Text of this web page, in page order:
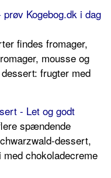
Kogebog.dk i dag
findes fromager,
mousse og
frugter med
- Let og godt
spændende
dessert,
chokoladecreme